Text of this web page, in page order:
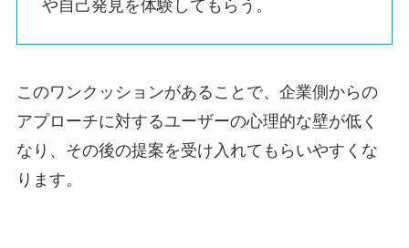
や自己発見を体験してもらう。
このワンクッションがあることで、企業側からの
アプローチに対するユーザーの心理的な壁が低く
なり、その後の提案を受け入れてもらいやすくな
ります。